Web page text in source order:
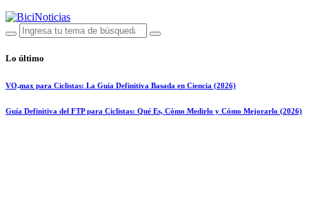
Lo último
VO₂max para Ciclistas: La Guía Definitiva Basada en Ciencia (2026)
Guía Definitiva del FTP para Ciclistas: Qué Es, Cómo Medirlo y Cómo Mejorarlo (2026)